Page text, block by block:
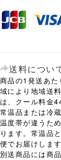
送料につい
商品の1発送あ
域により地域送
は、クール料金
常温品または冷
温度帯が違うた
ります。常温品
便でお届けします
別送商品には商